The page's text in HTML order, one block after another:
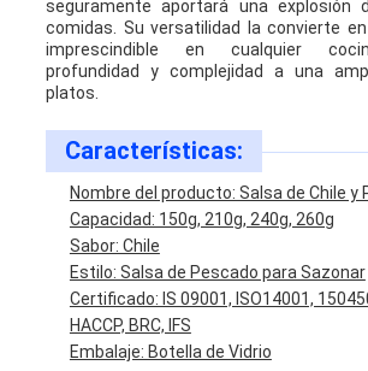
seguramente aportará una explosión
comidas. Su versatilidad la convierte
imprescindible en cualquier
profundidad y complejidad a una
platos.
Características:
Nombre del producto: Salsa de Chile y
Capacidad: 150g, 210g, 240g, 260g
Sabor: Chile
Estilo: Salsa de Pescado para Sazonar
Certificado: IS 09001, ISO14001,
HACCP, BRC, IFS
Embalaje: Botella de Vidrio